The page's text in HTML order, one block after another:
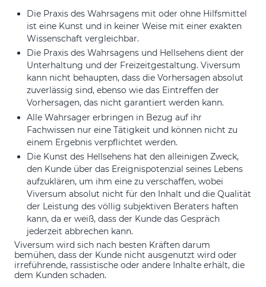
Die Praxis des Wahrsagens mit oder ohne Hilfsmittel
ist eine Kunst und in keiner Weise mit einer exakten
Wissenschaft vergleichbar.
Die Praxis des Wahrsagens und Hellsehens dient der
Unterhaltung und der Freizeitgestaltung. Viversum
kann nicht behaupten, dass die Vorhersagen absolut
zuverlässig sind, ebenso wie das Eintreffen der
Vorhersagen, das nicht garantiert werden kann.
Alle Wahrsager erbringen in Bezug auf ihr
Fachwissen nur eine Tätigkeit und können nicht zu
einem Ergebnis verpflichtet werden.
Die Kunst des Hellsehens hat den alleinigen Zweck,
den Kunde über das Ereignispotenzial seines Lebens
aufzuklären, um ihm eine zu verschaffen, wobei
Viversum absolut nicht für den Inhalt und die Qualität
der Leistung des völlig subjektiven Beraters haften
kann, da er weiß, dass der Kunde das Gespräch
jederzeit abbrechen kann.
Viversum wird sich nach besten Kräften darum
bemühen, dass der Kunde nicht ausgenutzt wird oder
irreführende, rassistische oder andere Inhalte erhält, die
dem Kunden schaden.